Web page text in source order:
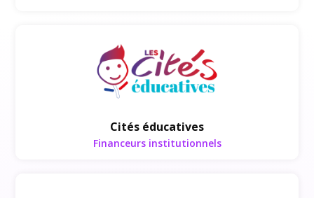
Cités éducatives
Financeurs institutionnels
Financeurs institutionnels